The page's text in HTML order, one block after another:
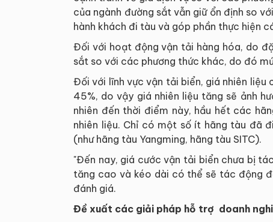
của ngành đường sắt vẫn giữ ổn định so
hành khách đi tàu và góp phần thực hiện
Đối với hoạt động vận tải hàng hóa, do
sắt so với các phương thức khác, do đó
Đối với lĩnh vực vận tải biển, giá nhiên
45%, do vậy giá nhiên liệu tăng sẽ ảnh
nhiên đến thời điểm này, hầu hết các
nhiên liệu. Chỉ có một số ít hãng tàu đã
(như hãng tàu Yangming, hãng tàu SITC).
"Đến nay, giá cước vận tải biển chưa bị
tăng cao và kéo dài có thể sẽ tác động
đánh giá.
Đề xuất các giải pháp hỗ trợ doanh